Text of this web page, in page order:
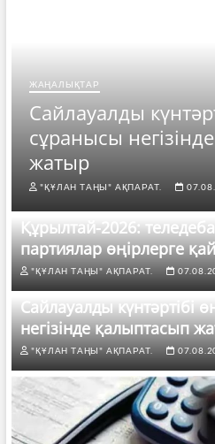
ЖАҢАЛЫҚТАР
Сайлауалды
сұранысы
жатыр
"ҚҰЛАН ТАҢЫ" АҚПАРАТ.
Құрылтай-2026:
партиялар өңірлерге
"ҚҰЛАН ТАҢЫ" АҚПАРАТ.
Сайлауалды күнтәртібі
негізінде қалыптасып
"ҚҰЛАН ТАҢЫ" АҚПАРАТ.